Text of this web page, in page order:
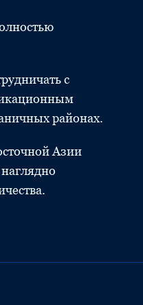
с
районах.
Азии